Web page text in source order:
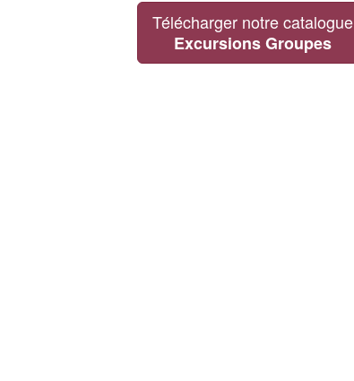
Télécharger notre catalogue
Excursions Groupes